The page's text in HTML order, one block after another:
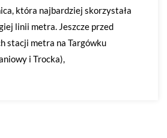
która najbardziej skorzystała
linii metra. Jeszcze przed
stacji metra na Targówku
i Trocka),